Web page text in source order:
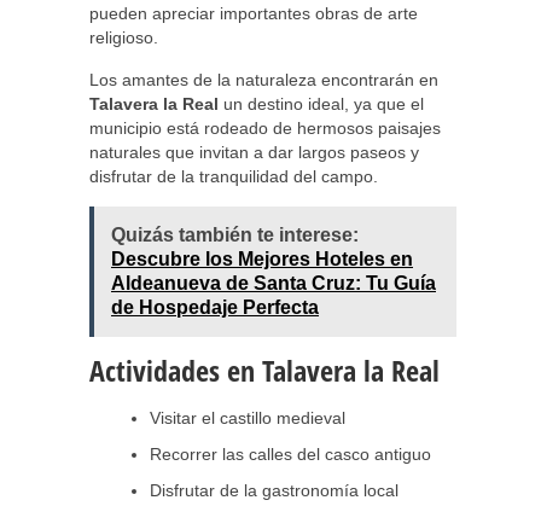
pueden apreciar importantes obras de arte
religioso.
Los amantes de la naturaleza encontrarán en
Talavera la Real un destino ideal, ya que el
municipio está rodeado de hermosos paisajes
naturales que invitan a dar largos paseos y
disfrutar de la tranquilidad del campo.
Quizás también te interese:
Descubre los Mejores Hoteles en
Aldeanueva de Santa Cruz: Tu Guía
de Hospedaje Perfecta
Actividades en Talavera la Real
Visitar el castillo medieval
Recorrer las calles del casco antiguo
Disfrutar de la gastronomía local